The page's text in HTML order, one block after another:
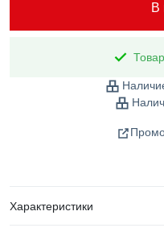
В
Характеристики